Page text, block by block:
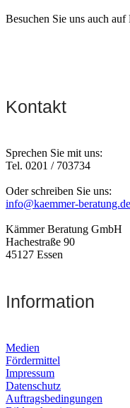
Besuchen Sie uns auch
Kontakt
Sprechen Sie mit uns:
Tel. 0201 / 703734
Oder schreiben Sie uns:
info@kaemmer-beratung.de
Kämmer Beratung GmbH
Hachestraße 90
45127 Essen
Information
Medien
Fördermittel
Impressum
Datenschutz
Auftragsbedingungen